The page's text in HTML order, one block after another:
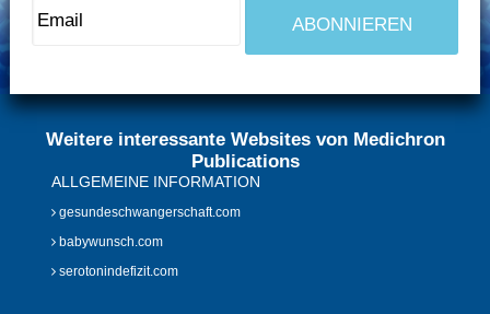
Weitere interessante Websites von Medichron
Publications
ALLGEMEINE INFORMATION
gesundeschwangerschaft.com
babywunsch.com
serotonindefizit.com